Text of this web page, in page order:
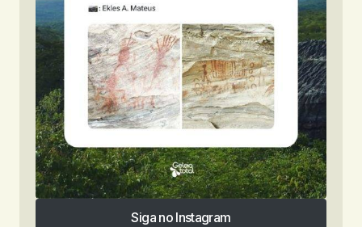
Siga no Instagram